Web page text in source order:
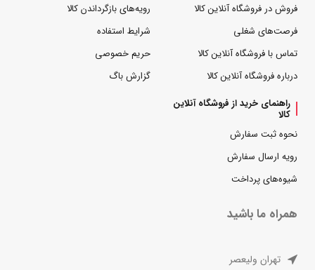
فروش در فروشگاه آنلاین کالا
فرصت‌های شغلی
تماس با فروشگاه آنلاین کالا
درباره فروشگاه آنلاین کالا
رویه‌های بازگرداندن کالا
شرایط استفاده
حریم خصوصی
گزارش باگ
راهنمای خرید از فروشگاه آنلاین
کالا
نحوه ثبت سفارش
رویه ارسال سفارش
شیوه‌های پرداخت
همراه ما باشید
تهران ولیعصر